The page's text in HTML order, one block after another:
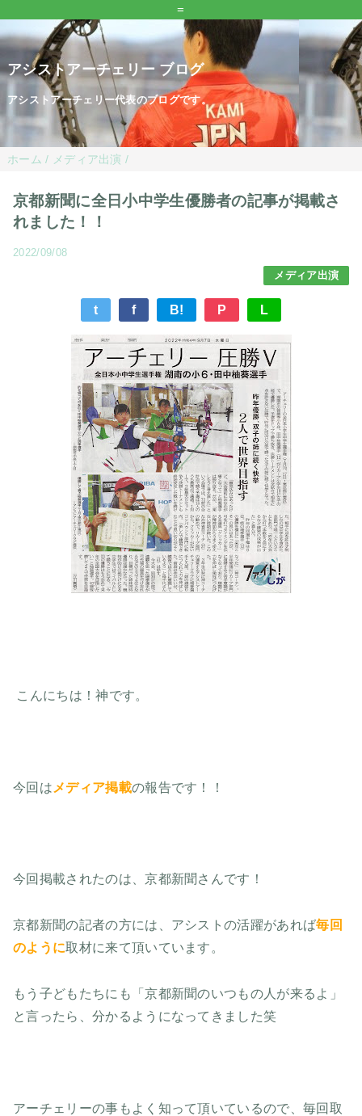
=
アシストアーチェリー ブログ
アシストアーチェリー代表のブログです。
ホーム / メディア出演 /
京都新聞に全日小中学生優勝者の記事が掲載さ
れました！！
2022/09/08
メディア出演
t f B! P L
こんにちは！神です。
今回は メディア掲載の報告です！！
今回掲載されたのは、京都新聞さんです！
京都新聞の記者の方には、アシストの活躍があれば毎回
のように取材に来て頂いています。
もう子どもたちにも「京都新聞のいつもの人が来るよ」
と言ったら、分かるようになってきました笑
アーチェリーの事もよく知って頂いているので、毎回取